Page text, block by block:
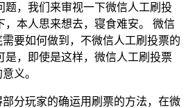
题，我们来审视一下微信人工刷投
，本人思来想去，寝食难安。 微信
要如何做到，不微信人工刷投票的
是，即使是这样，微信人工刷投票
义。
分玩家的确运用刷票的方法，在微